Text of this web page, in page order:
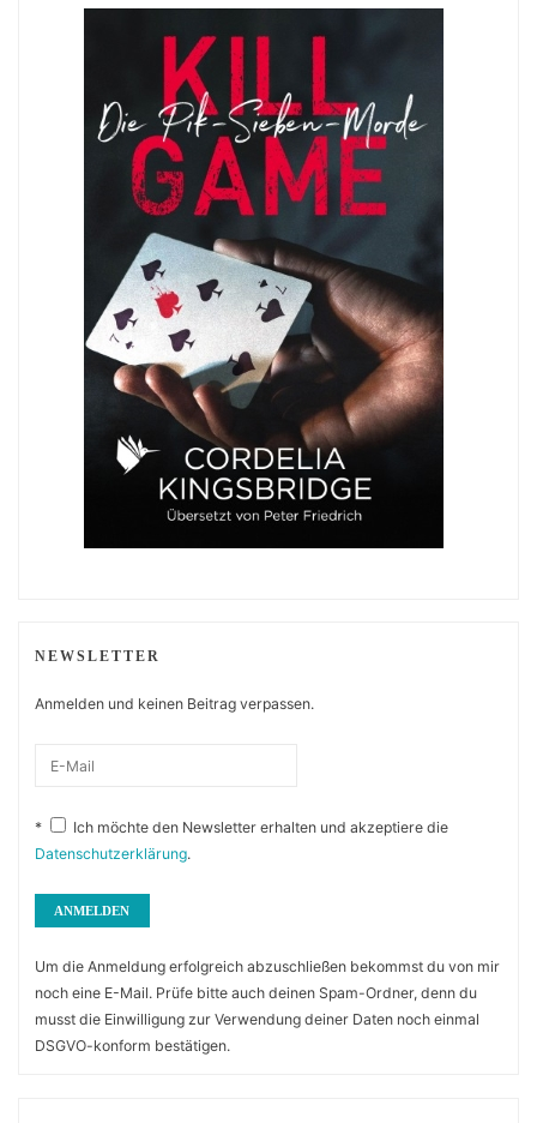
NEWSLETTER
Anmelden und keinen Beitrag verpassen.
*
Ich möchte den Newsletter erhalten und akzeptiere die
Datenschutzerklärung.
Um die Anmeldung erfolgreich abzuschließen bekommst du von mir
noch eine E-Mail. Prüfe bitte auch deinen Spam-Ordner, denn du
musst die Einwilligung zur Verwendung deiner Daten noch einmal
DSGVO-konform bestätigen.